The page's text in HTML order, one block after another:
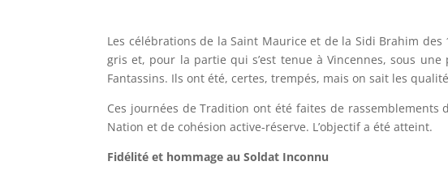
Les célébrations de la Saint Maurice et de la Sidi Brahim
gris et, pour la partie qui s’est tenue à Vincennes, sous
Fantassins. Ils ont été, certes, trempés, mais on sait les
Ces journées de Tradition ont été faites de
Nation et de cohésion active-réserve. L’objectif a été atteint.
Fidélité et hommage au Soldat Inconnu